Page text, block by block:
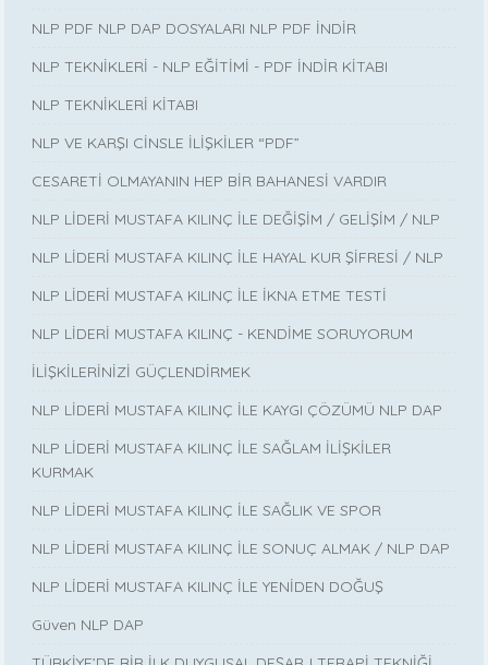
NLP PDF NLP DAP DOSYALARI NLP PDF İNDİR
NLP TEKNİKLERİ - NLP EĞİTİMİ - PDF İNDİR KİTABI
NLP TEKNİKLERİ KİTABI
NLP VE KARŞI CİNSLE İLİŞKİLER “PDF”
CESARETİ OLMAYANIN HEP BİR BAHANESİ VARDIR
NLP LİDERİ MUSTAFA KILINÇ İLE DEĞİŞİM / GELİŞİM / NLP
NLP LİDERİ MUSTAFA KILINÇ İLE HAYAL KUR ŞİFRESİ / NLP
NLP LİDERİ MUSTAFA KILINÇ İLE İKNA ETME TESTİ
NLP LİDERİ MUSTAFA KILINÇ - KENDİME SORUYORUM
İLİŞKİLERİNİZİ GÜÇLENDİRMEK
NLP LİDERİ MUSTAFA KILINÇ İLE KAYGI ÇÖZÜMÜ NLP DAP
NLP LİDERİ MUSTAFA KILINÇ İLE SAĞLAM İLİŞKİLER
KURMAK
NLP LİDERİ MUSTAFA KILINÇ İLE SAĞLIK VE SPOR
NLP LİDERİ MUSTAFA KILINÇ İLE SONUÇ ALMAK / NLP DAP
NLP LİDERİ MUSTAFA KILINÇ İLE YENİDEN DOĞUŞ
Güven NLP DAP